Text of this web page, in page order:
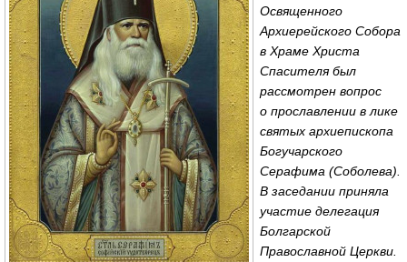
Освященного
Архиерейского Собора
в Храме Христа
Спасителя был
рассмотрен вопрос
о прославлении в лике
святых архиепископа
Богучарского
Серафима (Соболева).
В заседании приняла
участие делегация
Болгарской
Православной Церкви.